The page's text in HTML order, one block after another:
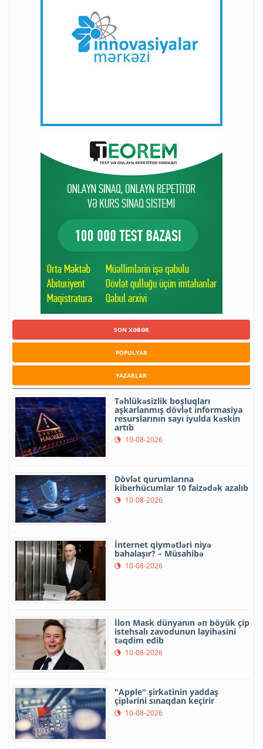
SON XƏBƏR
POPULYAR
YAZARLAR
Təhlükəsizlik boşluqları
aşkarlanmış dövlət informasiya
resurslarının sayı iyulda kəskin
artıb
10-08-2026
Dövlət qurumlarına
kiberhücumlar 10 faizədək azalıb
10-08-2026
İnternet qiymətləri niyə
bahalaşır? – Müsahibə
10-08-2026
İlon Mask dünyanın ən böyük çip
istehsalı zavodunun layihəsini
təqdim edib
10-08-2026
"Apple" şirkətinin yaddaş
çiplərini sınaqdan keçirir
10-08-2026